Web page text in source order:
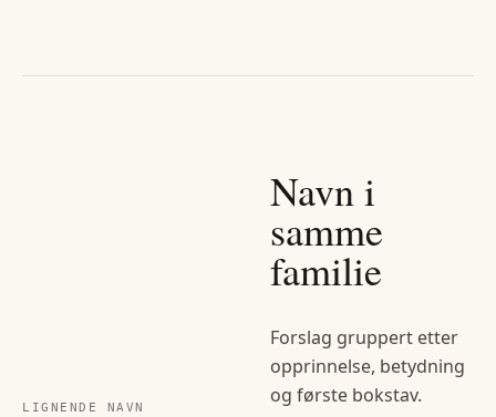
LIGNENDE NAVN
Navn i
samme
familie
Forslag gruppert etter
opprinnelse, betydning
og første bokstav.